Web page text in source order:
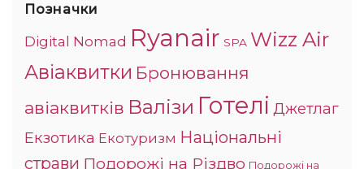
Позначки
Digital Nomad Ryanair SPA Wizz Air
Авіаквитки Бронювання
авіаквитків Валізи Готелі Джетлаг
Екзотика Екотуризм Національні
страви Подорожі на Різдво Подорожі на